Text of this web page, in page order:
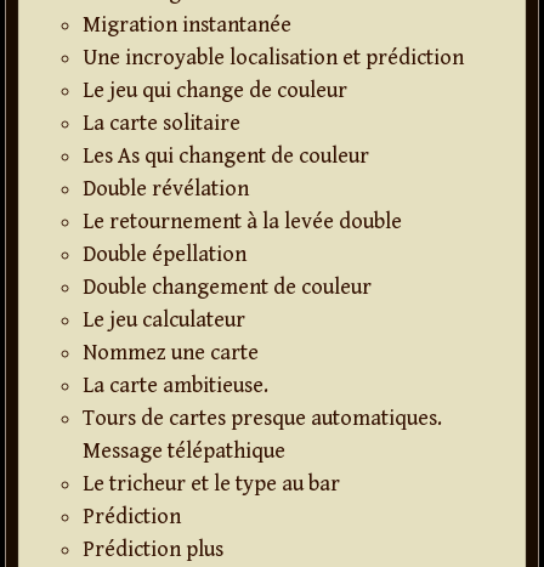
Migration instantanée
Une incroyable localisation et prédiction
Le jeu qui change de couleur
La carte solitaire
Les As qui changent de couleur
Double révélation
Le retournement à la levée double
Double épellation
Double changement de couleur
Le jeu calculateur
Nommez une carte
La carte ambitieuse.
Tours de cartes presque automatiques.
Message télépathique
Le tricheur et le type au bar
Prédiction
Prédiction plus